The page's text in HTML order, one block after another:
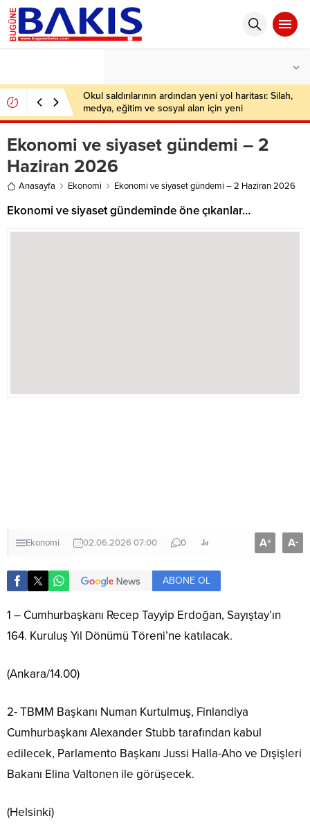
Okul saldırılarının ardından yeni yol haritası: Silah,
medya, eğitim ve sosyal alan için yeni
düzenlemeler
Ekonomi ve siyaset gündemi – 2
Haziran 2026
Anasayfa Ekonomi Ekonomi ve siyaset gündemi – 2 Haziran 2026
Ekonomi ve siyaset gündeminde öne çıkanlar…
Ekonomi 02.06.2026 07:00 0 A+ A-
ABONE OL
1 – Cumhurbaşkanı Recep Tayyip Erdoğan, Sayıştay’ın
164. Kuruluş Yıl Dönümü Töreni’ne katılacak.
(Ankara/14.00)
2- TBMM Başkanı Numan Kurtulmuş, Finlandiya
Cumhurbaşkanı Alexander Stubb tarafından kabul
edilecek, Parlamento Başkanı Jussi Halla-Aho ve Dışişleri
Bakanı Elina Valtonen ile görüşecek.
(Helsinki)